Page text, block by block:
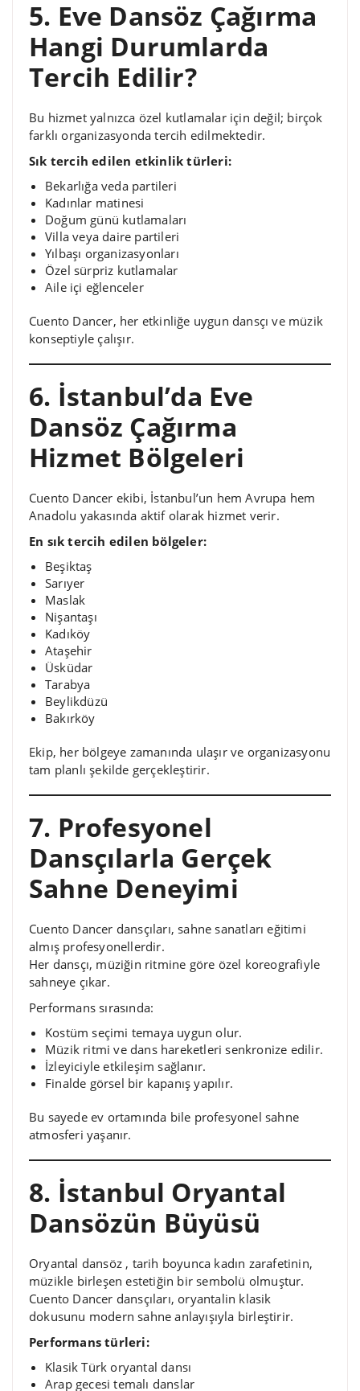
5. Eve Dansöz Çağırma
Hangi Durumlarda
Tercih Edilir?
Bu hizmet yalnızca özel kutlamalar için değil; birçok
farklı organizasyonda tercih edilmektedir.
Sık tercih edilen etkinlik türleri:
Bekarlığa veda partileri
Kadınlar matinesi
Doğum günü kutlamaları
Villa veya daire partileri
Yılbaşı organizasyonları
Özel sürpriz kutlamalar
Aile içi eğlenceler
Cuento Dancer, her etkinliğe uygun dansçı ve müzik
konseptiyle çalışır.
6. İstanbul’da Eve
Dansöz Çağırma
Hizmet Bölgeleri
Cuento Dancer ekibi, İstanbul’un hem Avrupa hem
Anadolu yakasında aktif olarak hizmet verir.
En sık tercih edilen bölgeler:
Beşiktaş
Sarıyer
Maslak
Nişantaşı
Kadıköy
Ataşehir
Üsküdar
Tarabya
Beylikdüzü
Bakırköy
Ekip, her bölgeye zamanında ulaşır ve organizasyonu
tam planlı şekilde gerçekleştirir.
7. Profesyonel
Dansçılarla Gerçek
Sahne Deneyimi
Cuento Dancer dansçıları, sahne sanatları eğitimi
almış profesyonellerdir.
Her dansçı, müziğin ritmine göre özel koreografiyle
sahneye çıkar.
Performans sırasında:
Kostüm seçimi temaya uygun olur.
Müzik ritmi ve dans hareketleri senkronize edilir.
İzleyiciyle etkileşim sağlanır.
Finalde görsel bir kapanış yapılır.
Bu sayede ev ortamında bile profesyonel sahne
atmosferi yaşanır.
8. İstanbul Oryantal
Dansözün Büyüsü
Oryantal dansöz , tarih boyunca kadın zarafetinin,
müzikle birleşen estetiğin bir sembolü olmuştur.
Cuento Dancer dansçıları, oryantalin klasik
dokusunu modern sahne anlayışıyla birleştirir.
Performans türleri:
Klasik Türk oryantal dansı
Arap gecesi temalı danslar